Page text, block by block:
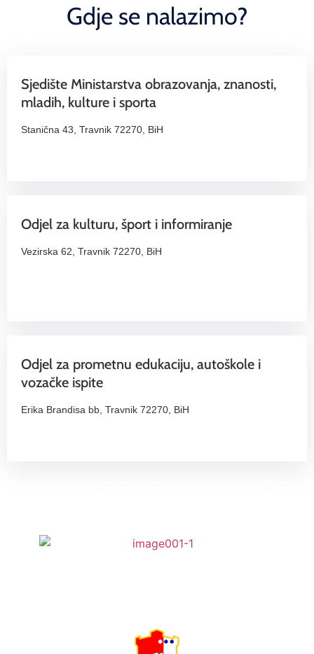
Gdje se nalazimo?
Sjedište Ministarstva obrazovanja, znanosti,
mladih, kulture i sporta
Stanična 43, Travnik 72270, BiH
Odjel za kulturu, šport i informiranje
Vezirska 62, Travnik 72270, BiH
Odjel za prometnu edukaciju, autoškole i
vozačke ispite​
Erika Brandisa bb, Travnik 72270, BiH